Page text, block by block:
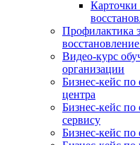
Карточки
Профилактика
Видео-курс
организации
Бизнес-кейс
центра
Бизнес-кейс
сервису
Бизнес-кейс